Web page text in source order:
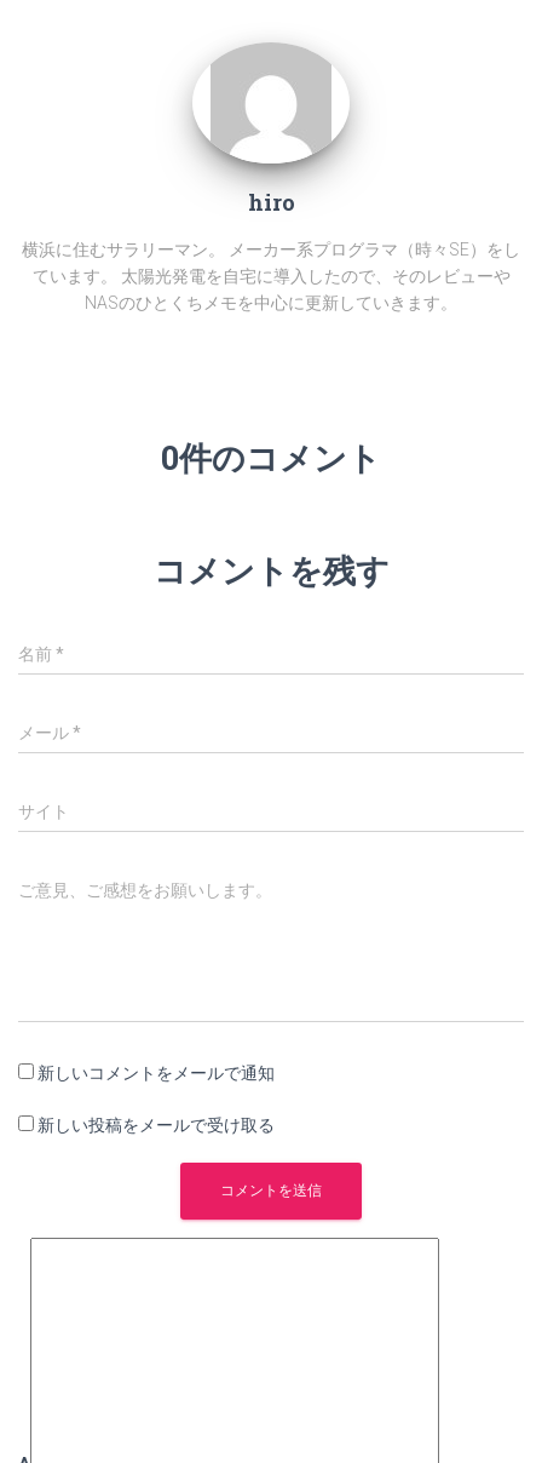
hiro
横浜に住むサラリーマン。 メーカー系プログラマ（時々SE）をし
ています。 太陽光発電を自宅に導入したので、そのレビューや
NASのひとくちメモを中心に更新していきます。
0件のコメント
コメントを残す
名前*
メール*
サイト
ご意見、ご感想をお願いします。
新しいコメントをメールで通知
新しい投稿をメールで受け取る